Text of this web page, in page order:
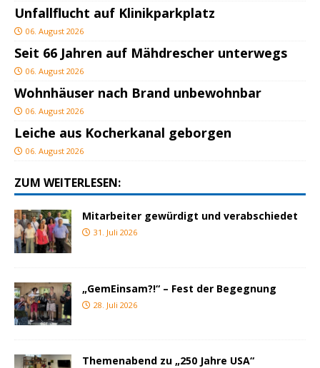
Unfallflucht auf Klinikparkplatz
06. August 2026
Seit 66 Jahren auf Mähdrescher unterwegs
06. August 2026
Wohnhäuser nach Brand unbewohnbar
06. August 2026
Leiche aus Kocherkanal geborgen
06. August 2026
ZUM WEITERLESEN:
Mitarbeiter gewürdigt und verabschiedet
31. Juli 2026
„GemEinsam?!“ – Fest der Begegnung
28. Juli 2026
Themenabend zu „250 Jahre USA“